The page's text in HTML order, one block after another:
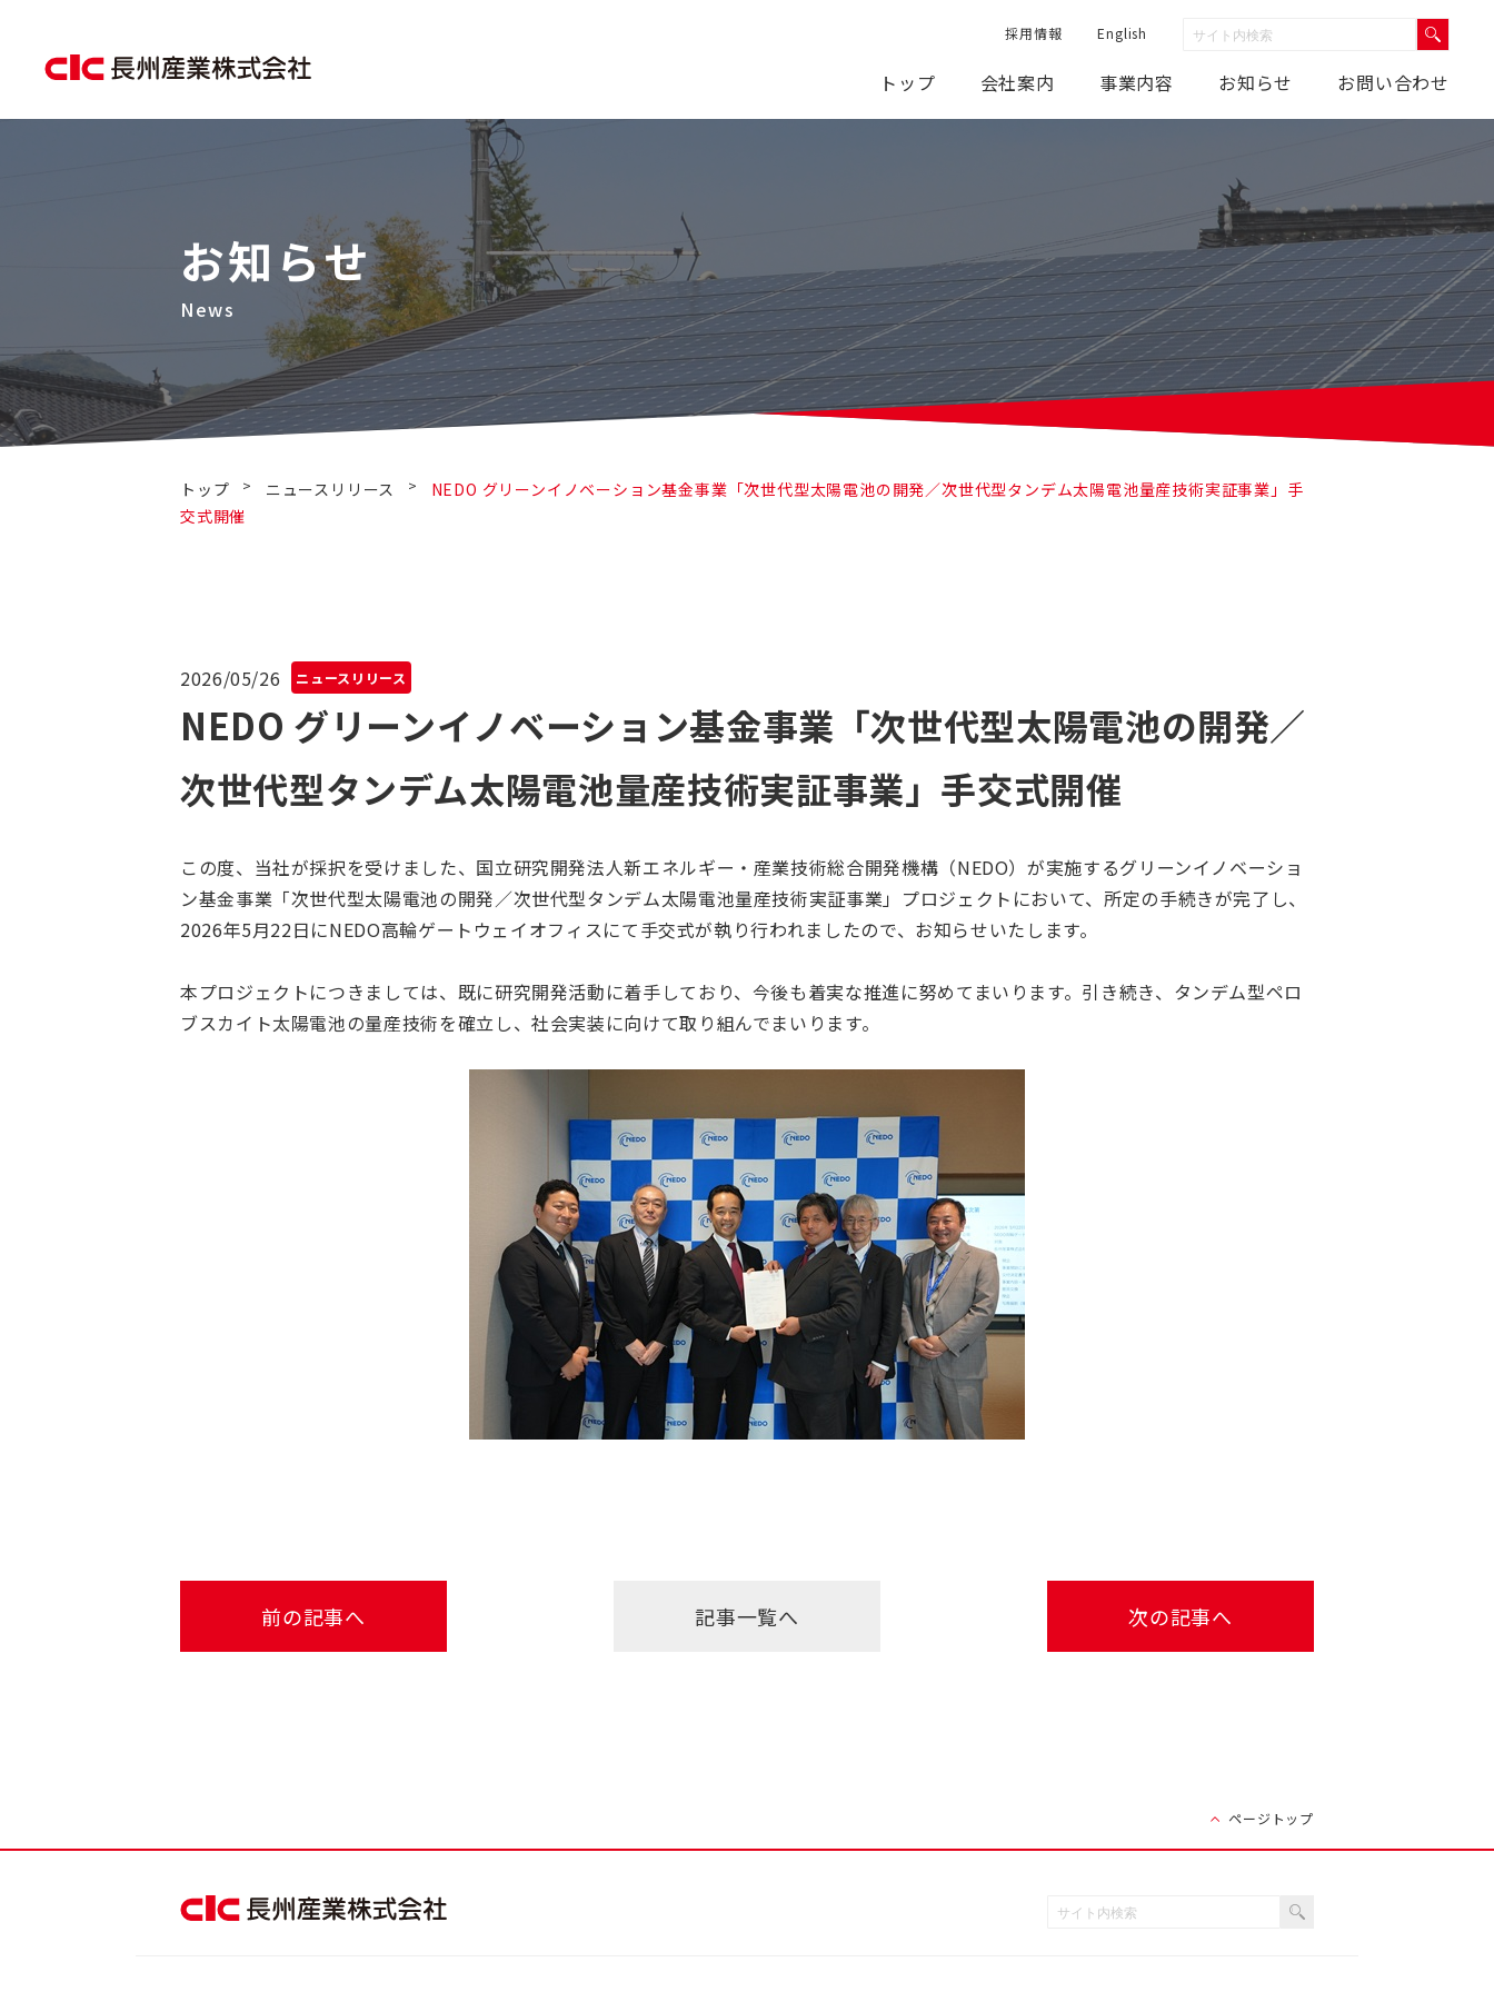
採用情報 English
トップ 会社案内 事業内容 お知らせ お問い合わせ
お知らせ
トップ > ニュースリリース >
NEDO グリーンイノベーション基金事業「次世代型太陽電池の開発／次世代型タンデム太陽電池量産技術実証事業」手
交式開催
2026/05/26 ニュースリリース
NEDO グリーンイノベーション基金事業「次世代型太陽電池の開発／
次世代型タンデム太陽電池量産技術実証事業」手交式開催
この度、当社が採択を受けました、国立研究開発法人新エネルギー・産業技術総合開発機構（NEDO）が実施するグリーンイノベーショ
ン基金事業「次世代型太陽電池の開発／次世代型タンデム太陽電池量産技術実証事業」プロジェクトにおいて、所定の手続きが完了し、
2026年5月22日にNEDO高輪ゲートウェイオフィスにて手交式が執り行われましたので、お知らせいたします。
本プロジェクトにつきましては、既に研究開発活動に着手しており、今後も着実な推進に努めてまいります。引き続き、タンデム型ペロ
ブスカイト太陽電池の量産技術を確立し、社会実装に向けて取り組んでまいります。
前の記事へ 記事一覧へ 次の記事へ
ページトップ